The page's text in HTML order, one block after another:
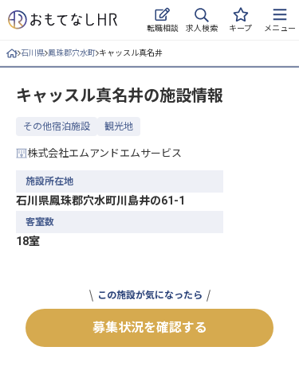
転職相談 求人検索 キープ メニュー
ログイン
求人・施設を探す
キープした求人
おもてなしHRについて
石川県 鳳珠郡穴水町 キャッスル真名井
キャッスル真名井の施設情報
その他宿泊施設 観光地
株式会社エムアンドエムサービス
施設所在地
石川県鳳珠郡穴水町川島井の61-1
客室数
18室
この施設が気になったら
募集状況を確認する